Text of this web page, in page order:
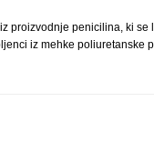
proizvodnje penicilina, ki se
iz mehke poliuretanske